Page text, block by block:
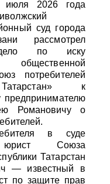
июля 2026 года
суд города
рассмотрел
дело по иску
общественной
потребителей
к
предпринимателю
Романовичу о
в суде
юрист Союза
Татарстан
— известный в
по защите прав